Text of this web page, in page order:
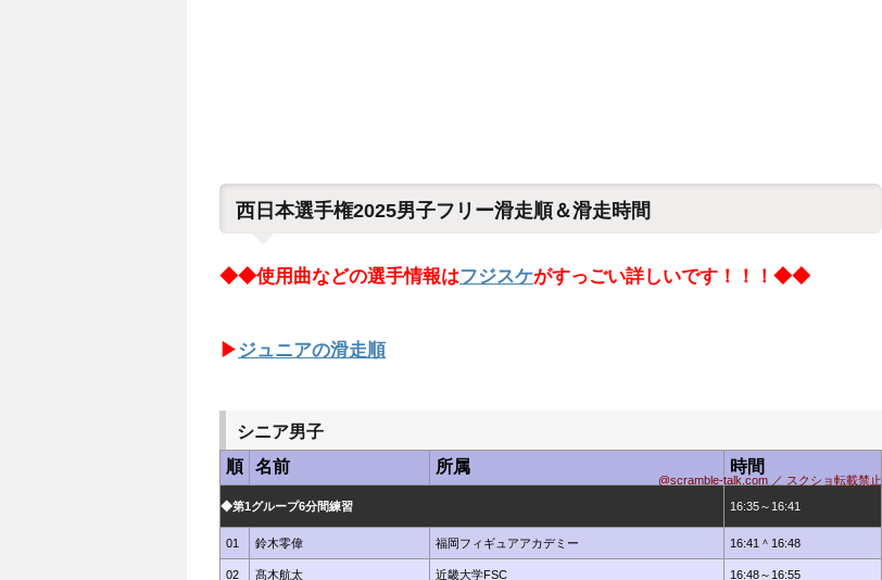
西日本選手権2025男子フリー滑走順＆滑走時間
◆◆使用曲などの選手情報はフジスケがすっごい詳しいです！！！◆◆
▶ ジュニアの滑走順
シニア男子
@scramble-talk.com ／ スクショ転載禁止
順 名前 所属 時間
◆第1グループ6分間練習 16:35～16:41
01 鈴木零偉 福岡フィギュアアカデミー 16:41＾16:48
02 髙木航太 近畿大学FSC 16:48～16:55